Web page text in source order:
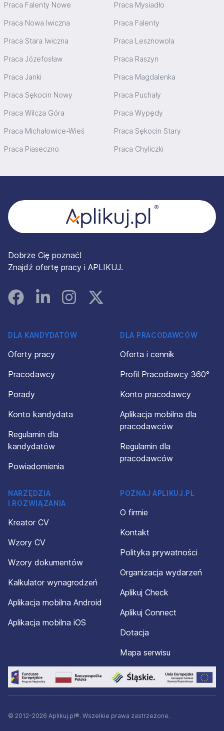
Praca Falenty Nowe Praca Mysiadło
Praca Nowa Iwiczna Praca Falenty
Praca Stara Iwiczna Praca Lesznowola
Praca Józefosław Praca Raszyn
Praca Janki Praca Magdalenka
Praca Sękocin Nowy Praca Puchały
Praca Wilcza Góra Praca Wypędy
Praca Michałowice-Wieś Praca Sękocin Stary
Praca Piaseczno Praca Chyliczki
Dobrze Cię poznać!
Znajdź ofertę pracy i APLIKUJ.
FacebookLinked InInstagramInstagram
DLA KANDYDATÓW
Oferty pracy
Pracodawcy
Porady
Konto kandydata
Regulamin dla
kandydatów
Powiadomienia
DLA PRACODAWCÓW
Oferta i cennik
Profil Pracodawcy 360°
Konto pracodawcy
Aplikacja mobilna dla
pracodawców
Regulamin dla
pracodawców
NARZĘDZIA
I ROZWIĄZANIA
Kreator CV
Wzory CV
Wzory dokumentów
Kalkulator wynagrodzeń
Aplikacja mobilna Android
Aplikacja mobilna iOS
POZNAJ APLIKUJ.PL
O firmie
Kontakt
Polityka prywatności
Organizacja wydarzeń
Aplikuj Check
Aplikuj Connect
Dotacja
Mapa serwisu
© 2012-2026 Aplikuj.pl®. Wszelkie prawa zastrzeżone.